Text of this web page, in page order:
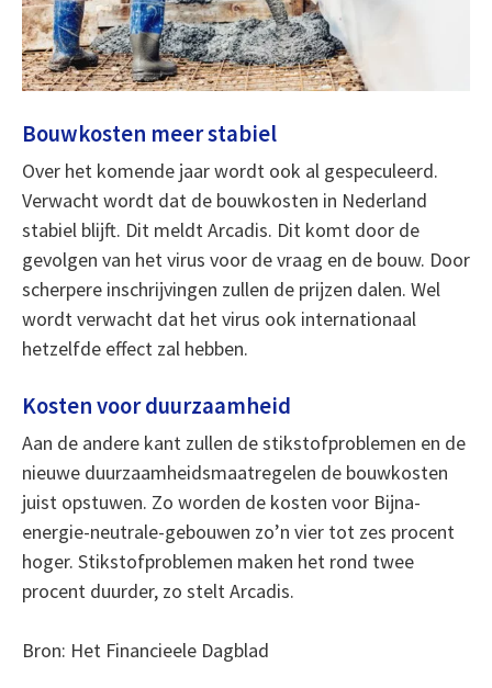
Bouwkosten meer stabiel
Over het komende jaar wordt ook al gespeculeerd.
Verwacht wordt dat de bouwkosten in Nederland
stabiel blijft. Dit meldt Arcadis. Dit komt door de
gevolgen van het virus voor de vraag en de bouw. Door
scherpere inschrijvingen zullen de prijzen dalen. Wel
wordt verwacht dat het virus ook internationaal
hetzelfde effect zal hebben.
Kosten voor duurzaamheid
Aan de andere kant zullen de stikstofproblemen en de
nieuwe duurzaamheidsmaatregelen de bouwkosten
juist opstuwen. Zo worden de kosten voor Bijna-
energie-neutrale-gebouwen zo’n vier tot zes procent
hoger. Stikstofproblemen maken het rond twee
procent duurder, zo stelt Arcadis.
Bron: Het Financieele Dagblad